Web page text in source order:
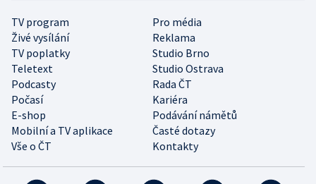
TV program
Pro média
Živé vysílání
Reklama
TV poplatky
Studio Brno
Teletext
Studio Ostrava
Podcasty
Rada ČT
Počasí
Kariéra
E-shop
Podávání námětů
Mobilní a TV aplikace
Časté dotazy
Vše o ČT
Kontakty